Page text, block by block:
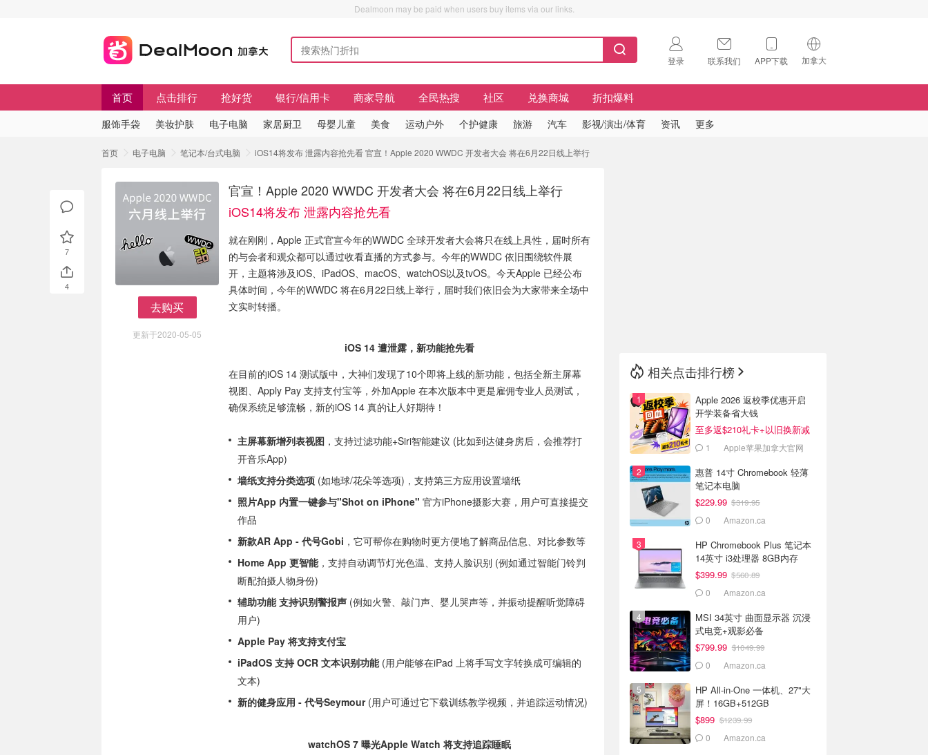
Dealmoon may be paid when users buy items via our links.
登录 联系我们 APP下载 加拿大
🇺🇸
首页 点击排行 抢好货 银行/信用卡 商家导航 全民热搜 社区 兑换商城 折扣爆料
服饰手袋 美妆护肤 电子电脑 家居厨卫 母婴儿童 美食 运动户外 个护健康 旅游 汽车 影视/演出/体育 资讯 更多
首页 电子电脑 笔记本/台式电脑 iOS14将发布 泄露内容抢先看 官宣！Apple 2020 WWDC 开发者大会 将在6月22日线上举行
去购买
更新于2020-05-05
官宣！Apple 2020 WWDC 开发者大会 将在6月22日线上举行
iOS14将发布 泄露内容抢先看
就在刚刚，Apple 正式官宣今年的WWDC 全球开发者大会将只在线上具性，届时所有
的与会者和观众都可以通过收看直播的方式参与。今年的WWDC 依旧围绕软件展
开，主题将涉及iOS、iPadOS、macOS、watchOS以及tvOS。今天Apple 已经公布
具体时间，今年的WWDC 将在6月22日线上举行，届时我们依旧会为大家带来全场中
文实时转播。
iOS 14 遭泄露，新功能抢先看
在目前的iOS 14 测试版中，大神们发现了10个即将上线的新功能，包括全新主屏幕
视图、Apply Pay 支持支付宝等，外加Apple 在本次版本中更是雇佣专业人员测试，
确保系统足够流畅，新的iOS 14 真的让人好期待！
主屏幕新增列表视图 ，支持过滤功能+Siri智能建议 (比如到达健身房后，会推荐打
开音乐App)
墙纸支持分类选项 (如地球/花朵等选项)，支持第三方应用设置墙纸
照片App 内置一键参与"Shot on iPhone" 官方iPhone摄影大赛，用户可直接提交
作品
新款AR App - 代号Gobi ，它可帮你在购物时更方便地了解商品信息、对比参数等
Home App 更智能，支持自动调节灯光色温、支持人脸识别 (例如通过智能门铃判
断配拍摄人物身份)
辅助功能 支持识别警报声 (例如火警、敲门声、婴儿哭声等，并振动提醒听觉障碍
用户)
Apple Pay 将支持支付宝
iPadOS 支持 OCR 文本识别功能(用户能够在iPad 上将手写文字转换成可编辑的
文本)
新的健身应用 - 代号Seymour(用户可通过它下载训练教学视频，并追踪运动情况)
watchOS 7 曝光Apple Watch 将支持追踪睡眠
7
4
相关点击排行榜
Apple 2026 返校季优惠开启
开学装备省大钱
至多返$210礼卡+以旧换新减
$2290
1 Apple苹果加拿大官网
惠普 14寸 Chromebook 轻薄
笔记本电脑
（N4500/4GB/64GB）
$229.99 $319.95
0 Amazon.ca
HP Chromebook Plus 笔记本
14英寸 i3处理器 8GB内存
$399.99 $560.89
0 Amazon.ca
MSI 34英寸 曲面显示器 沉浸
式电竞+观影必备
$799.99 $1049.99
0 Amazon.ca
HP All-in-One 一体机、27"大
屏！16GB+512GB
$899 $1239.99
0 Amazon.ca